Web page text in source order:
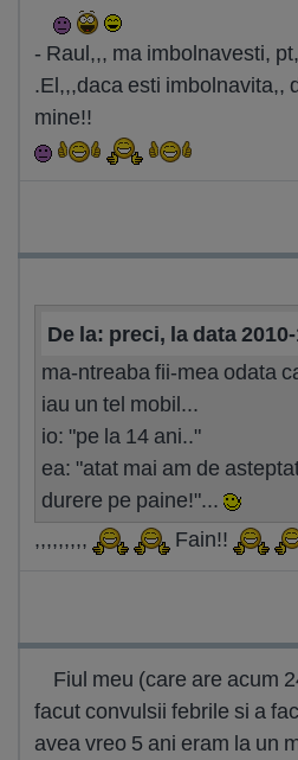
- Raul,,, ma imbolnavesti,
.El,,,daca esti imbolnavita,,
mine!!
De la: preci, la data
ma-ntreaba fii-mea odata
iau un tel mobil...
io: "pe la 14 ani.."
ea: "atat mai am de
durere pe paine!"...
,,,,,,,,,
Fain!!
Fiul meu (care are acum
facut convulsii febrile si a
avea vreo 5 ani eram la un